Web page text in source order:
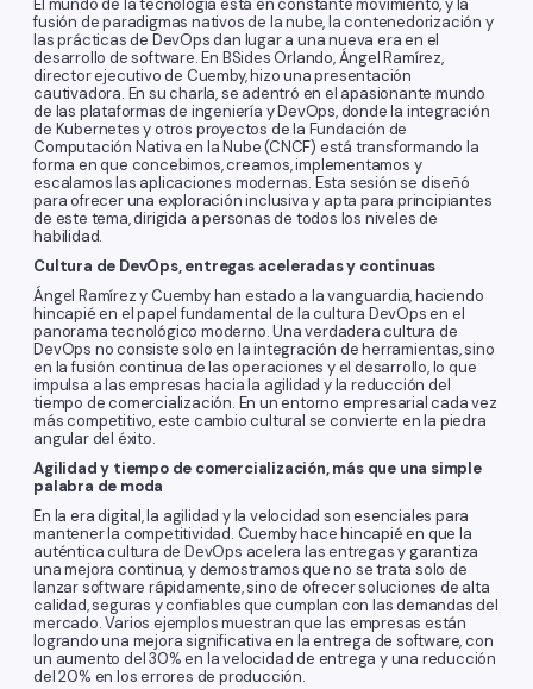
El mundo de la tecnología está en constante movimiento, y la
fusión de paradigmas nativos de la nube, la contenedorización y
las prácticas de DevOps dan lugar a una nueva era en el
desarrollo de software. En BSides Orlando, Ángel Ramírez,
director ejecutivo de Cuemby, hizo una presentación
cautivadora. En su charla, se adentró en el apasionante mundo
de las plataformas de ingeniería y DevOps, donde la integración
de Kubernetes y otros proyectos de la Fundación de
Computación Nativa en la Nube (CNCF) está transformando la
forma en que concebimos, creamos, implementamos y
escalamos las aplicaciones modernas. Esta sesión se diseñó
para ofrecer una exploración inclusiva y apta para principiantes
de este tema, dirigida a personas de todos los niveles de
habilidad.
Cultura de DevOps, entregas aceleradas y continuas
Ángel Ramírez y Cuemby han estado a la vanguardia, haciendo
hincapié en el papel fundamental de la cultura DevOps en el
panorama tecnológico moderno. Una verdadera cultura de
DevOps no consiste solo en la integración de herramientas, sino
en la fusión continua de las operaciones y el desarrollo, lo que
impulsa a las empresas hacia la agilidad y la reducción del
tiempo de comercialización. En un entorno empresarial cada vez
más competitivo, este cambio cultural se convierte en la piedra
angular del éxito.
Agilidad y tiempo de comercialización, más que una simple
palabra de moda
En la era digital, la agilidad y la velocidad son esenciales para
mantener la competitividad. Cuemby hace hincapié en que la
auténtica cultura de DevOps acelera las entregas y garantiza
una mejora continua, y demostramos que no se trata solo de
lanzar software rápidamente, sino de ofrecer soluciones de alta
calidad, seguras y confiables que cumplan con las demandas del
mercado. Varios ejemplos muestran que las empresas están
logrando una mejora significativa en la entrega de software, con
un aumento del 30% en la velocidad de entrega y una reducción
del 20% en los errores de producción.